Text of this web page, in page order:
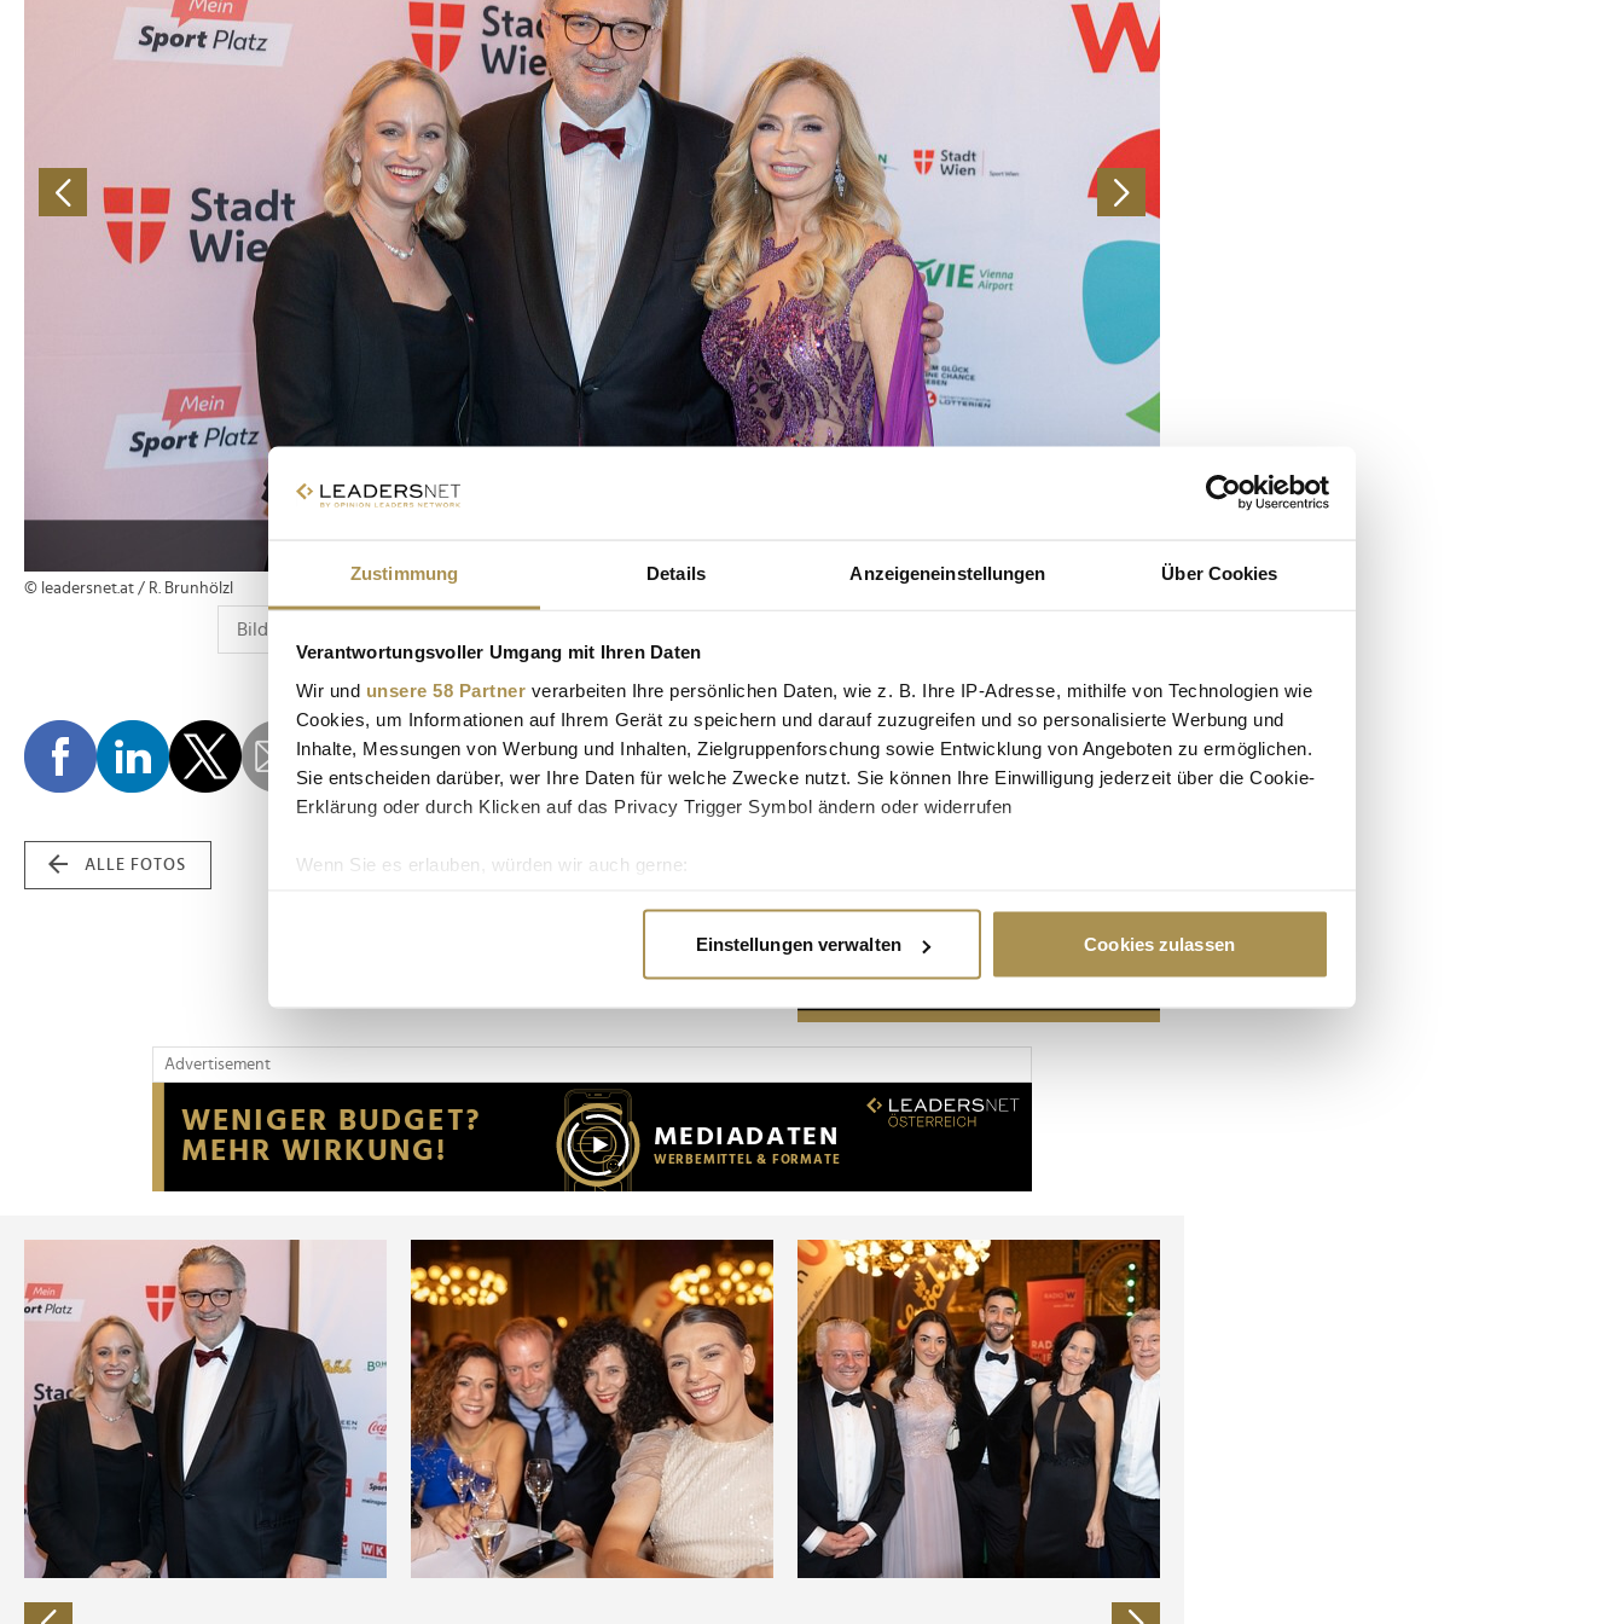
Zustimmung Details Anzeigeneinstellungen Über Cookies
Verantwortungsvoller Umgang mit Ihren Daten
Wir und unsere 58 Partner verarbeiten Ihre persönlichen Daten, wie z. B. Ihre IP-Adresse, mithilfe von Technologien wie
Cookies, um Informationen auf Ihrem Gerät zu speichern und darauf zuzugreifen und so personalisierte Werbung und
Inhalte, Messungen von Werbung und Inhalten, Zielgruppenforschung sowie Entwicklung von Angeboten zu ermöglichen.
Sie entscheiden darüber, wer Ihre Daten für welche Zwecke nutzt. Sie können Ihre Einwilligung jederzeit über die Cookie-
Erklärung oder durch Klicken auf das Privacy Trigger Symbol ändern oder widerrufen
Wenn Sie es erlauben, würden wir auch gerne:
Erfahren Sie mehr darüber, wie Ihre persönlichen Daten verarbeitet werden, und legen Sie Ihre Präferenzen im
Wir verwenden Cookies, um Inhalte und Anzeigen zu personalisieren, Funktionen für soziale Medien anbieten zu können
Website an unsere Partner für soziale Medien, Werbung und Analysen weiter. Unsere Partner führen diese Informationen
möglicherweise mit weiteren Daten zusammen, die Sie ihnen bereitgestellt haben oder die sie im Rahmen Ihrer Nutzung
der Dienste gesammelt haben.
Einstellungen verwalten Cookies zulassen
© leadersnet.at / R. Brunhölzl
ALLE FOTOS
Advertisement
Advertisement